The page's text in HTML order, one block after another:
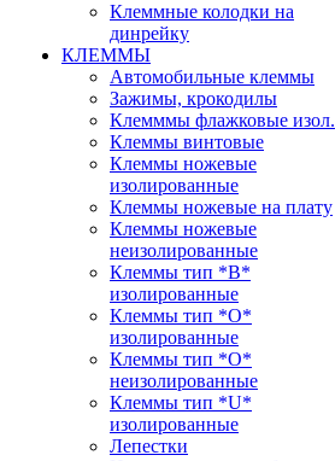
Клеммные колодки на
динрейку
КЛЕММЫ
Автомобильные клеммы
Зажимы, крокодилы
Клемммы флажковые изол.
Клеммы винтовые
Клеммы ножевые
изолированные
Клеммы ножевые на плату
Клеммы ножевые
неизолированные
Клеммы тип *B*
изолированные
Клеммы тип *O*
изолированные
Клеммы тип *O*
неизолированные
Клеммы тип *U*
изолированные
Лепестки